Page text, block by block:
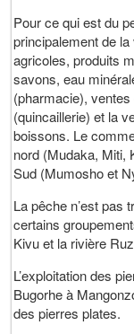
Pour ce qui est du
principalement de
agricoles, produits
savons, eau
(pharmacie),
(quincaillerie) et la
boissons. Le
nord (Mudaka, Miti,
Sud (Mumosho et
La pêche n’est pas
certains
Kivu et la rivière
L’exploitation des
Bugorhe à
des pierres plates.